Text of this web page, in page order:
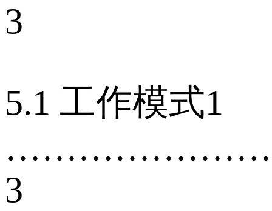
3
5.1 工作模式1
3